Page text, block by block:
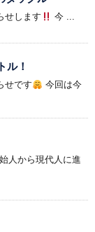
せします 今 ...
ル！
せです
今回は今
人から現代人に進